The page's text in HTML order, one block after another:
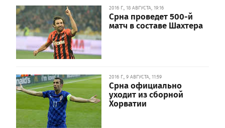
2016 Г., 18 АВГУСТА, 19:16
Срна проведет 500-й
матч в составе Шахтера
2016 Г., 9 АВГУСТА, 11:59
Срна официально
уходит из сборной
Хорватии